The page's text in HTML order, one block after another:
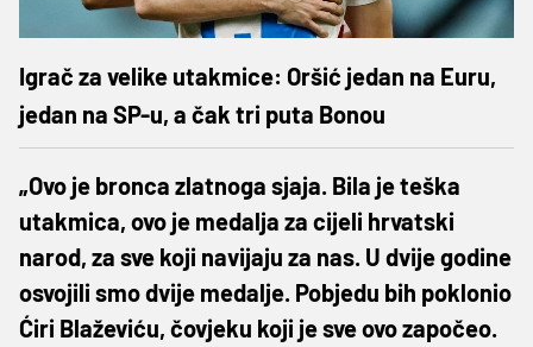
Igrač za velike utakmice: Oršić jedan na Euru,
jedan na SP-u, a čak tri puta Bonou
„Ovo je bronca zlatnoga sjaja. Bila je teška
utakmica, ovo je medalja za cijeli hrvatski
narod, za sve koji navijaju za nas. U dvije godine
osvojili smo dvije medalje. Pobjedu bih poklonio
Ćiri Blaževiću, čovjeku koji je sve ovo započeo.